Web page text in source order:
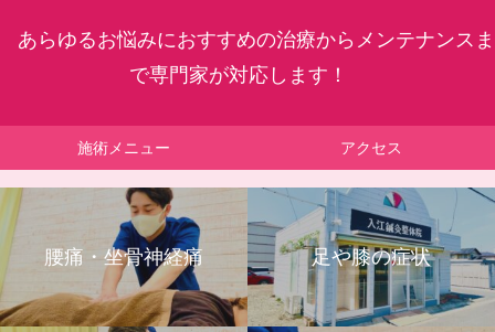
あらゆるお悩みにおすすめの治療からメンテナンスま
で専門家が対応します！
施術メニュー アクセス
腰痛・坐骨神経痛 足や膝の症状